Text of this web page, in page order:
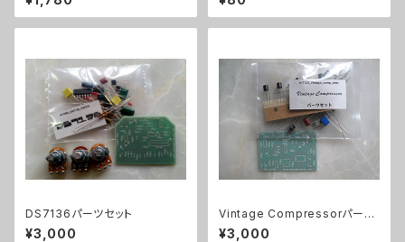
DS7136パーツセット
¥3,000
Vintage Compressorパーツ
セット
¥3,000